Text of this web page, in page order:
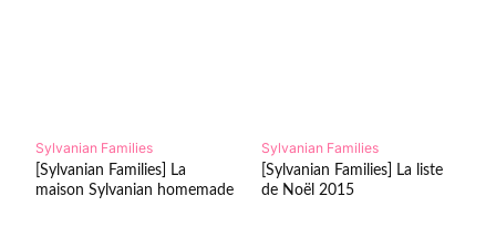
Sylvanian Families
[Sylvanian Families] La
maison Sylvanian homemade
Sylvanian Families
[Sylvanian Families] La liste
de Noël 2015